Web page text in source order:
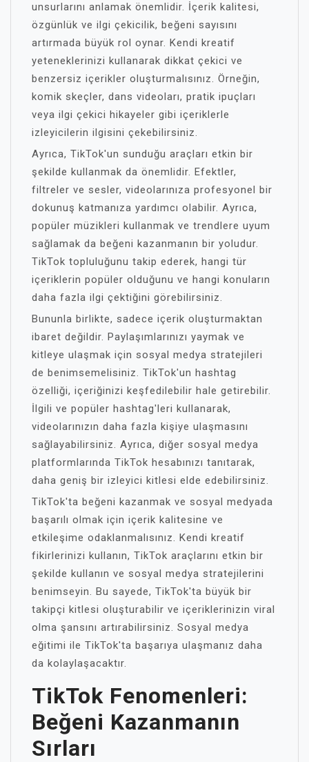
unsurlarını anlamak önemlidir. İçerik kalitesi,
özgünlük ve ilgi çekicilik, beğeni sayısını
artırmada büyük rol oynar. Kendi kreatif
yeteneklerinizi kullanarak dikkat çekici ve
benzersiz içerikler oluşturmalısınız. Örneğin,
komik skeçler, dans videoları, pratik ipuçları
veya ilgi çekici hikayeler gibi içeriklerle
izleyicilerin ilgisini çekebilirsiniz.
Ayrıca, TikTok'un sunduğu araçları etkin bir
şekilde kullanmak da önemlidir. Efektler,
filtreler ve sesler, videolarınıza profesyonel bir
dokunuş katmanıza yardımcı olabilir. Ayrıca,
popüler müzikleri kullanmak ve trendlere uyum
sağlamak da beğeni kazanmanın bir yoludur.
TikTok topluluğunu takip ederek, hangi tür
içeriklerin popüler olduğunu ve hangi konuların
daha fazla ilgi çektiğini görebilirsiniz.
Bununla birlikte, sadece içerik oluşturmaktan
ibaret değildir. Paylaşımlarınızı yaymak ve
kitleye ulaşmak için sosyal medya stratejileri
de benimsemelisiniz. TikTok'un hashtag
özelliği, içeriğinizi keşfedilebilir hale getirebilir.
İlgili ve popüler hashtag'leri kullanarak,
videolarınızın daha fazla kişiye ulaşmasını
sağlayabilirsiniz. Ayrıca, diğer sosyal medya
platformlarında TikTok hesabınızı tanıtarak,
daha geniş bir izleyici kitlesi elde edebilirsiniz.
TikTok'ta beğeni kazanmak ve sosyal medyada
başarılı olmak için içerik kalitesine ve
etkileşime odaklanmalısınız. Kendi kreatif
fikirlerinizi kullanın, TikTok araçlarını etkin bir
şekilde kullanın ve sosyal medya stratejilerini
benimseyin. Bu sayede, TikTok'ta büyük bir
takipçi kitlesi oluşturabilir ve içeriklerinizin viral
olma şansını artırabilirsiniz. Sosyal medya
eğitimi ile TikTok'ta başarıya ulaşmanız daha
da kolaylaşacaktır.
TikTok Fenomenleri:
Beğeni Kazanmanın
Sırları